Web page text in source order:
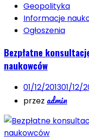
Geopolityka
Informacje
Ogłoszenia
Bezpłatne
naukowców
01/12/201301/12/
przez admin